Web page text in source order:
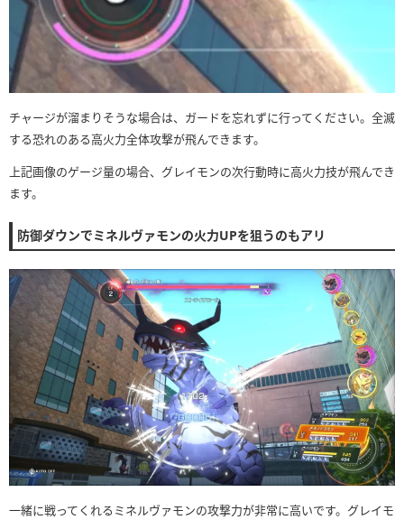
チャージが溜まりそうな場合は、ガードを忘れずに行ってください。全滅
する恐れのある高火力全体攻撃が飛んできます。
上記画像のゲージ量の場合、グレイモンの次行動時に高火力技が飛んでき
ます。
防御ダウンでミネルヴァモンの火力UPを狙うのもアリ
一緒に戦ってくれるミネルヴァモンの攻撃力が非常に高いです。グレイモ